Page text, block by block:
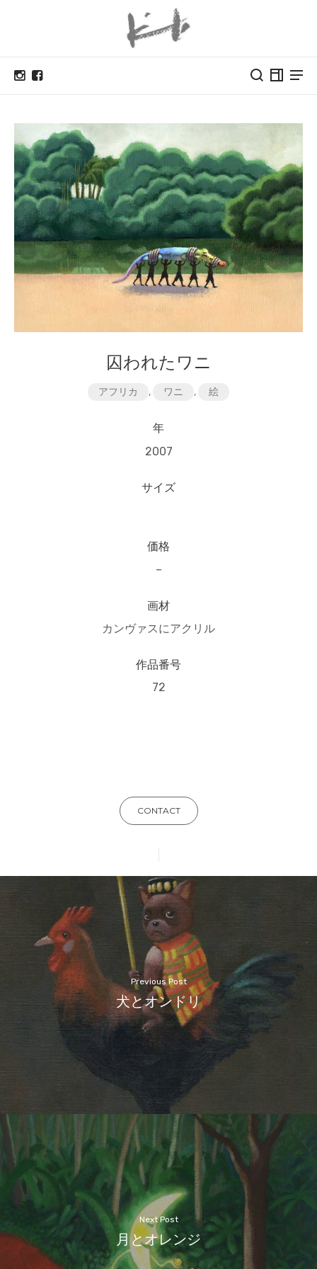
囚われたワニ
アフリカ , ワニ , 絵
年
2007
サイズ
価格
–
画材
カンヴァスにアクリル
作品番号
72
CONTACT
Previous Post
犬とオンドリ
Next Post
月とオレンジ